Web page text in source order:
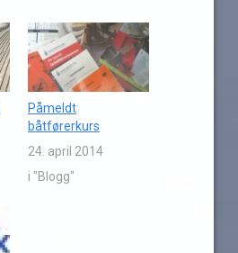
Påmeldt
båtførerkurs
24. april 2014
i "Blogg"